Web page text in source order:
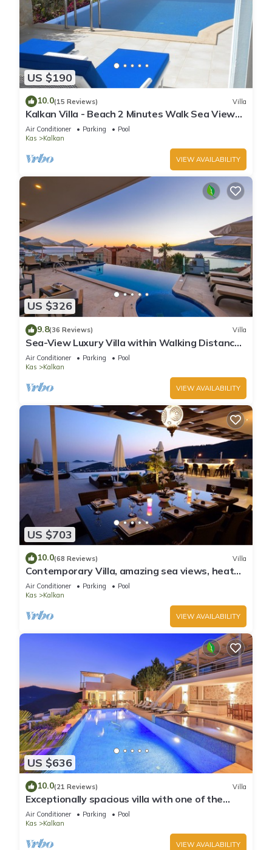
US $190
10.0(15 Reviews) Villa
Kalkan Villa - Beach 2 Minutes Walk Sea Views;
Private Pool; Wifi; Air Con; TV;
Air Conditioner Parking
Pool
Kas
Kalkan
VIEW AVAILABILITY
US $326
9.8(36 Reviews) Villa
Sea-View Luxury Villa within Walking Distance
to Beach in Exclusive Kalamar Bay
Air Conditioner Parking
Pool
Kas
Kalkan
VIEW AVAILABILITY
US $703
10.0(68 Reviews) Villa
Contemporary Villa, amazing sea views, heated
infinity pool, daily maid service
Air Conditioner Parking
Pool
Kas
Kalkan
VIEW AVAILABILITY
US $636
10.0(21 Reviews) Villa
Exceptionally spacious villa with one of the
best views in Kalkan
Air Conditioner Parking
Pool
Kas
Kalkan
VIEW AVAILABILITY